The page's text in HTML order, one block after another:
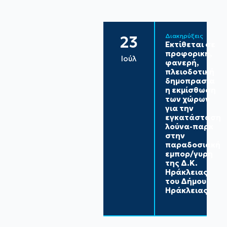
23
Ιούλ
Διακηρύξεις
Εκτίθεται σε
προφορική,
φανερή,
πλειοδοτική
δημοπρασία
η εκμίσθωση
των χώρων
για την
εγκατάσταση
λούνα-παρκ
στην
παραδοσιακή
εμπορ/γυρη
της Δ.Κ.
Ηράκλειας
του Δήμου
Ηράκλειας